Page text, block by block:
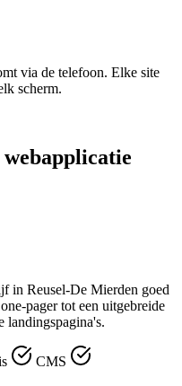
via de telefoon. Elke site
scherm.
in Reusel-De Mierden goed
pager tot een uitgebreide
landingspagina's.
CMS